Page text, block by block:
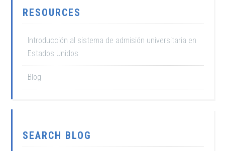
RESOURCES
Introducción al sistema de admisión universitaria en
Estados Unidos
Blog
SEARCH BLOG